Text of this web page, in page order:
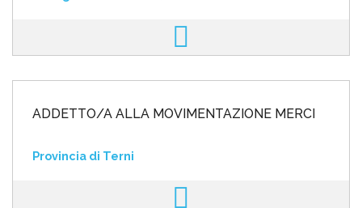
ADDETTO/A ALLA MOVIMENTAZIONE MERCI
Provincia di Terni